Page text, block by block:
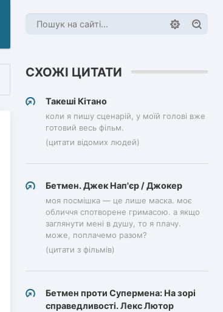
СХОЖІ ЦИТАТИ
Такеші Кітано
коли я пишу сценарій, у моїй голові вже
готовий весь фільм.
(цитати відомих людей)
Бетмен. Джек Нап'єр / Джокер
моя посмішка — це лише маска. моє
обличчя спотворене гримасою. а якщо
заглянути мені в душу, то я плачу.
може, поплачемо разом?
(цитати з фільмів)
Бетмен проти Супермена: На зорі
справедливості. Лекс Лютор